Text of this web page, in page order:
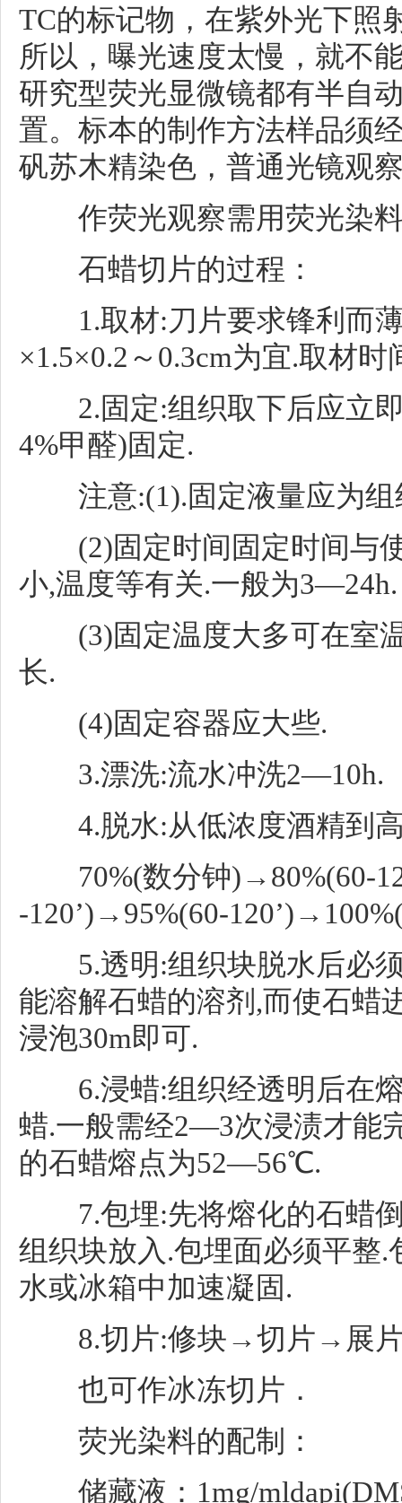
TC的标记物，在紫外光下照
所以，曝光速度太慢，就不
研究型荧光显微镜都有半自
置。标本的制作方法样品须
矾苏木精染色，普通光镜观
作荧光观察需用荧光染料
石蜡切片的过程：
1.取材:刀片要求锋利而薄
×1.5×0.2～0.3cm为宜.取材时
2.固定:组织取下后应立即
4%甲醛)固定.
注意:(1).固定液量应为组
(2)固定时间固定时间与
小,温度等有关.一般为3—24h.
(3)固定温度大多可在室
长.
(4)固定容器应大些.
3.漂洗:流水冲洗2—10h.
4.脱水:从低浓度酒精到高
70%(数分钟)→80%(60-
-120’)→95%(60-
5.透明:组织块脱水后必须
能溶解石蜡的溶剂,而使石蜡
浸泡30m即可.
6.浸蜡:组织经透明后在熔
蜡.一般需经2—3次浸渍才能
的石蜡熔点为52—56℃.
7.包埋:先将熔化的石蜡倒
组织块放入.包埋面必须平整
水或冰箱中加速凝固.
8.切片:修块→切片→展
也可作冰冻切片．
荧光染料的配制：
储藏液：1mg/